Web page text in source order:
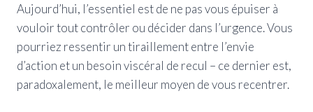
Aujourd’hui, l’essentiel est de ne pas vous épuiser à
vouloir tout contrôler ou décider dans l’urgence. Vous
pourriez ressentir un tiraillement entre l’envie
d’action et un besoin viscéral de recul – ce dernier est,
paradoxalement, le meilleur moyen de vous recentrer.